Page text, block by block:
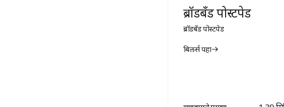
ब्रॉडबँड पोस्टपेड
ब्रॉडबँड पोस्टपेड
बिलर्स पहा